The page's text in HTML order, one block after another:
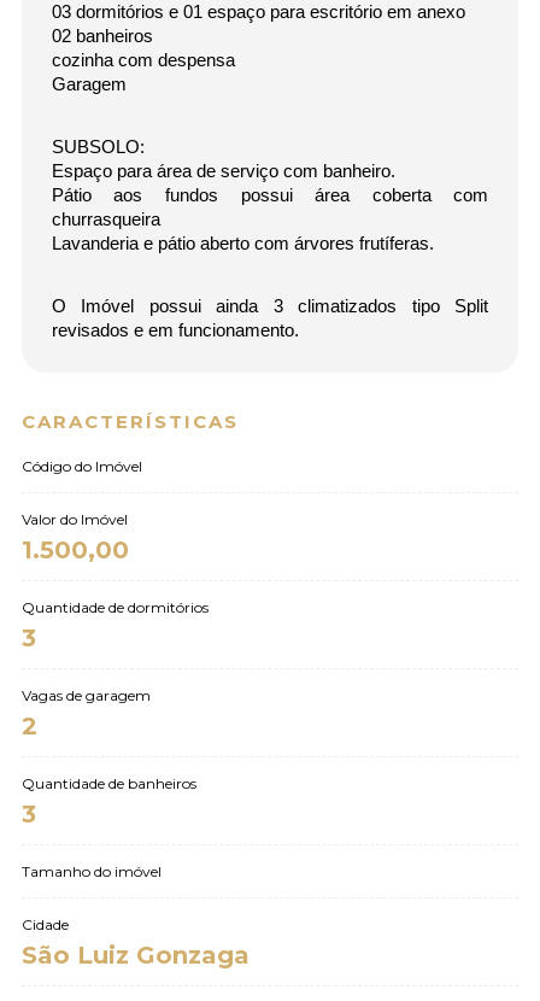
03 dormitórios e 01 espaço para escritório em anexo
02 banheiros
cozinha com despensa
Garagem
SUBSOLO:
Espaço para área de serviço com banheiro.
Pátio aos fundos possui área coberta com
churrasqueira
Lavanderia e pátio aberto com árvores frutíferas.
O Imóvel possui ainda 3 climatizados tipo Split
revisados e em funcionamento.
CARACTERÍSTICAS
Código do Imóvel
Valor do Imóvel
1.500,00
Quantidade de dormitórios
3
Vagas de garagem
2
Quantidade de banheiros
3
Tamanho do imóvel
Cidade
São Luiz Gonzaga